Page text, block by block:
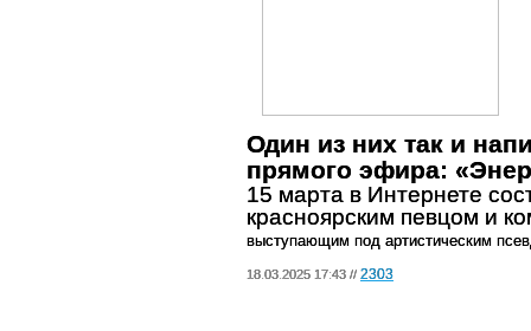
Один из них так и
прямого эфира:
15 марта в Интернете
красноярским певцом и
выступающим под артистическим
18.03.2025 17:43 // 2303